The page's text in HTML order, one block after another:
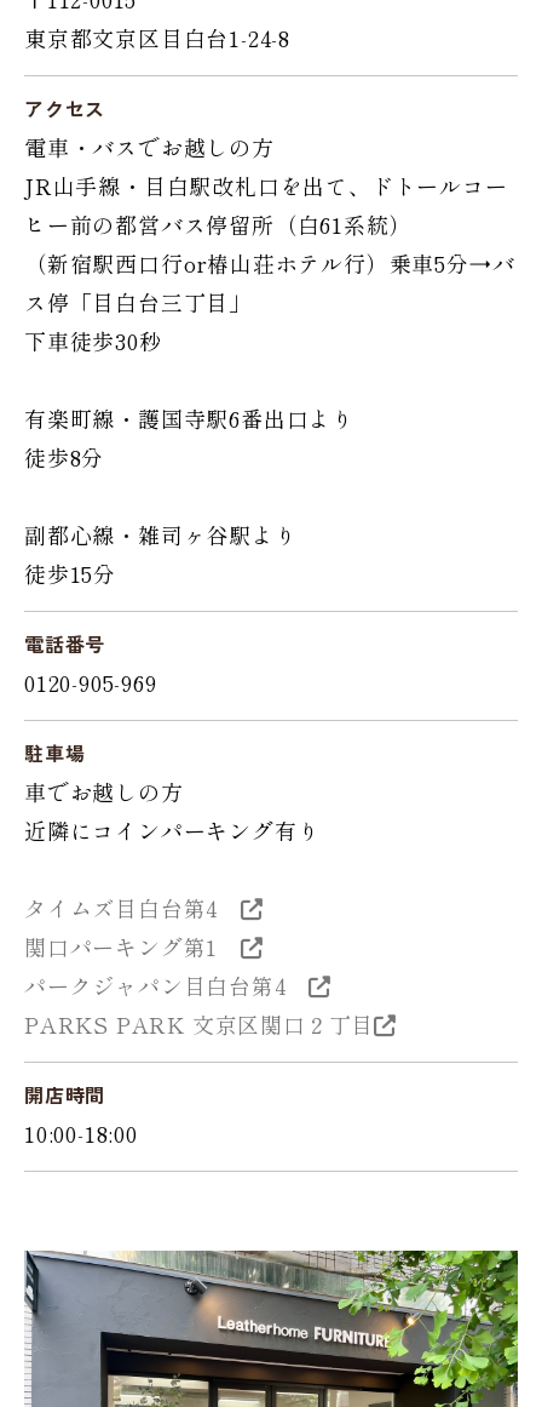
東京都文京区目白台1-24-8
アクセス
電車・バスでお越しの方
JR山手線・目白駅改札口を出て、ドトールコー
ヒー前の都営バス停留所（白61系統）
（新宿駅西口行or椿山荘ホテル行）乗車5分→バ
ス停「目白台三丁目」
下車徒歩30秒
有楽町線・護国寺駅6番出口より
徒歩8分
副都心線・雑司ヶ谷駅より
徒歩15分
電話番号
0120-905-969
駐車場
車でお越しの方
近隣にコインパーキング有り
タイムズ目白台第4
関口パーキング第1
パークジャパン目白台第4
PARKS PARK 文京区関口２丁目
開店時間
10:00-18:00